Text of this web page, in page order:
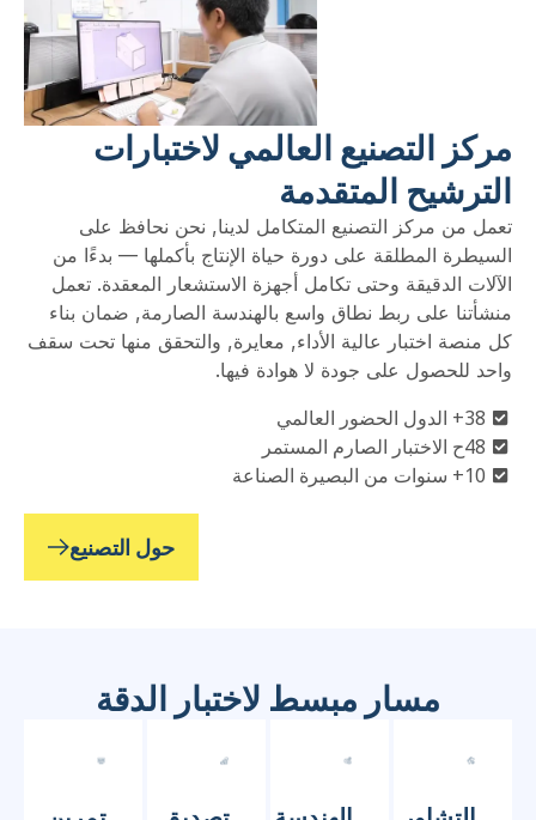
مركز التصنيع العالمي لاختبارات
الترشيح المتقدمة
تعمل من مركز التصنيع المتكامل لدينا, نحن نحافظ على
السيطرة المطلقة على دورة حياة الإنتاج بأكملها — بدءًا من
الآلات الدقيقة وحتى تكامل أجهزة الاستشعار المعقدة. تعمل
منشأتنا على ربط نطاق واسع بالهندسة الصارمة, ضمان بناء
كل منصة اختبار عالية الأداء, معايرة, والتحقق منها تحت سقف
واحد للحصول على جودة لا هوادة فيها.
38+ الدول الحضور العالمي
10+ سنوات من البصيرة الصناعة
التشاور
الهندسة
تصديق
تمرين